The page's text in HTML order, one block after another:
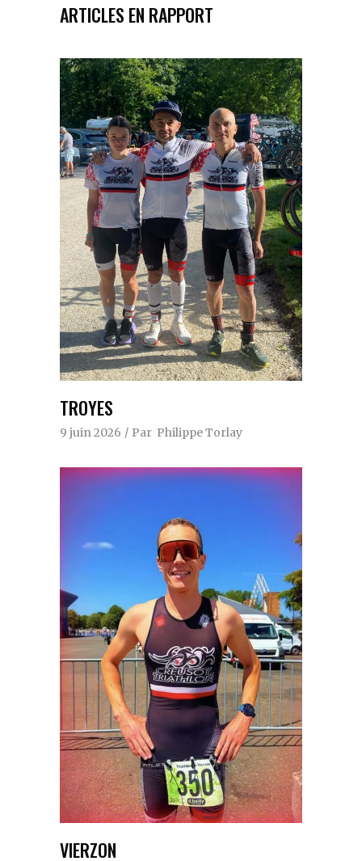
ARTICLES EN RAPPORT
TROYES
9 juin 2026 Par Philippe Torlay
VIERZON